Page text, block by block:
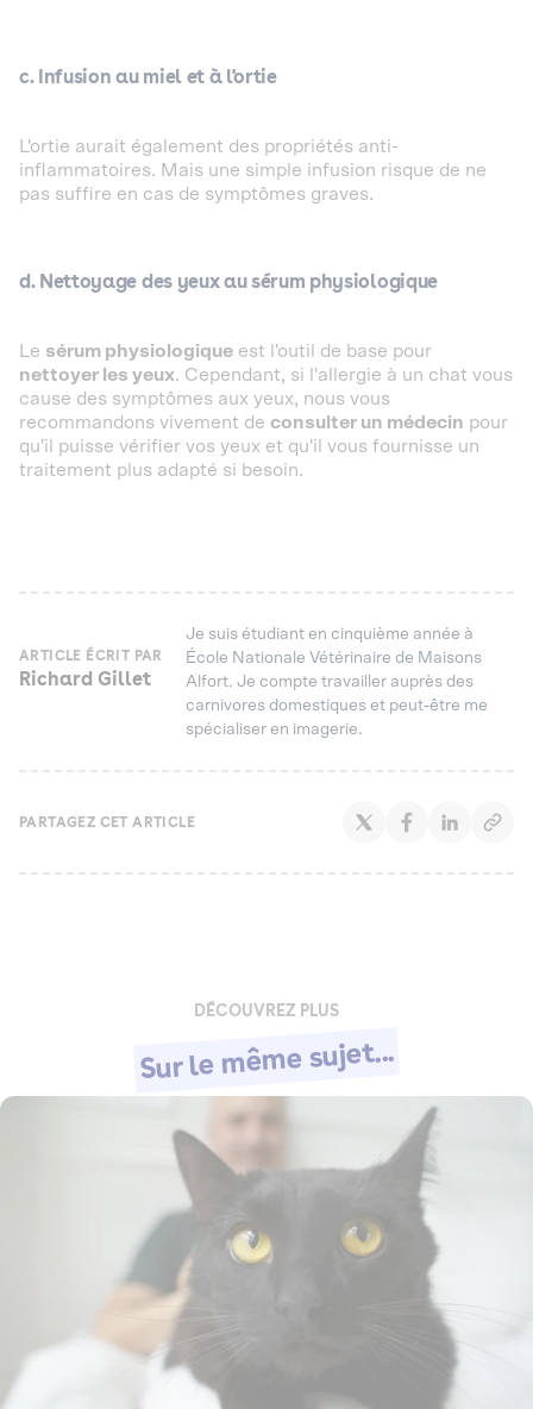
c. Infusion au miel et à l'ortie
L'ortie aurait également des propriétés anti-
inflammatoires. Mais une simple infusion risque de ne
pas suffire en cas de symptômes graves.
d. Nettoyage des yeux ausérum physiologique
Le sérum physiologique est l'outil de base pour
nettoyer les yeux. Cependant, si l'allergie à un chat vous
cause des symptômes aux yeux, nous vous
recommandons vivement de consulter un médecin pour
qu'il puisse vérifier vos yeux et qu'il vous fournisse un
traitement plus adapté si besoin.
ARTICLE ÉCRIT PAR
Richard Gillet
Je suis étudiant en cinquième année à
École Nationale Vétérinaire de Maisons
Alfort. Je compte travailler auprès des
carnivores domestiques et peut-être me
spécialiser en imagerie.
PARTAGEZ CET ARTICLE
DÉCOUVREZ PLUS
Sur le même sujet...